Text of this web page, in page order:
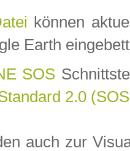
können
Earth
SOS
2.0
auch zur